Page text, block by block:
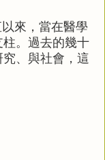
來，當在醫學
。過去的幾十
、與社會，這